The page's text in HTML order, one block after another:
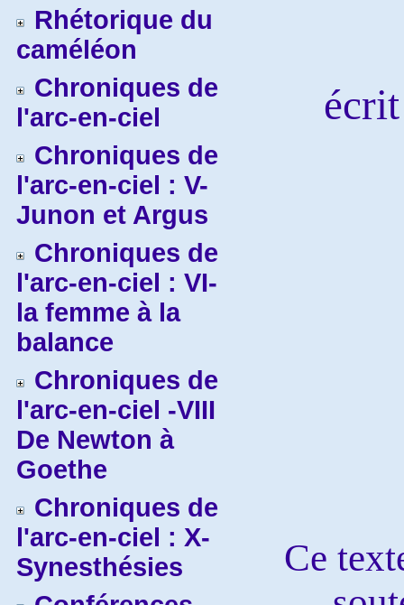
Rhétorique du
caméléon
Chroniques de
l'arc-en-ciel
Chroniques de
l'arc-en-ciel : V-
Junon et Argus
Chroniques de
l'arc-en-ciel : VI-
la femme à la
balance
Chroniques de
l'arc-en-ciel -VIII
De Newton à
Goethe
Chroniques de
l'arc-en-ciel : X-
Synesthésies
Ce